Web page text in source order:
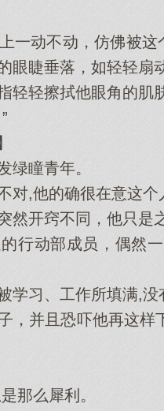
动不动，仿佛被这
眼睫垂落，如轻轻扇
轻擦拭他眼角的肌肤
瞳青年。
,他的确很在意这个
开窍不同，他只是之
动部成员，偶然一
习、工作所填满,没
并且恐吓他再这样
么犀利。